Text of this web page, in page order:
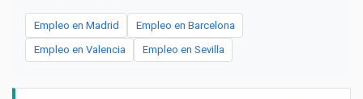
Empleo en Madrid Empleo en Barcelona
Empleo en Valencia Empleo en Sevilla